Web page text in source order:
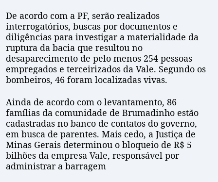
De acordo com a PF, serão realizados
interrogatórios, buscas por documentos e
diligências para investigar a materialidade da
ruptura da bacia que resultou no
desaparecimento de pelo menos 254 pessoas
empregados e terceirizados da Vale. Segundo os
bombeiros, 46 foram localizadas vivas.
Ainda de acordo com o levantamento, 86
famílias da comunidade de Brumadinho estão
cadastradas no banco de contatos do governo,
em busca de parentes. Mais cedo, a Justiça de
Minas Gerais determinou o bloqueio de R$ 5
bilhões da empresa Vale, responsável por
administrar a barragem